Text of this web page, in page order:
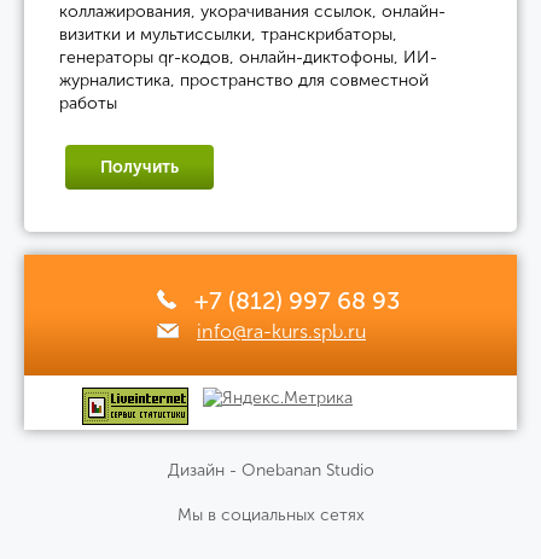
коллажирования, укорачивания ссылок, онлайн-
визитки и мультиссылки, транскрибаторы,
генераторы qr-кодов, онлайн-диктофоны, ИИ-
журналистика, пространство для совместной
работы
Получить
+7 (812) 997 68 93
info@ra-kurs.spb.ru
Дизайн - Onebanan Studio
Мы в социальных сетях